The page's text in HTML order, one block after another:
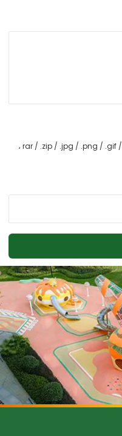
يدعم فقط .rar / .zip / .jpg / .png / .gif / .doc / .xls / .pdf ،